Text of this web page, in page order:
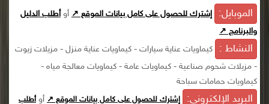
الموبايل: إشترك للحصول على كامل بيانات الموقع ↗ أوأطلب الدليل
والبرنامج ↗
النشاط :
كيماويات عناية سيارات - كيماويات عناية منزل - مزيلات زيوت
- مزيلات شحوم صناعية - كيماويات عامة - كيماويات معالجة مياه -
كيماويات حمامات سباحة
البريد الإلكترونى: إشترك للحصول على كامل بيانات الموقع ↗ أوأطلب